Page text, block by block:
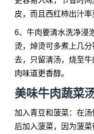
皮，而且西红柿出汁率
6、牛肉要清水洗净浸
烫，焯烫可多煮上几
去，只留清汤，烧至
肉味道更香醇。
美味牛肉蔬菜
加入青豆和菠菜：在
后加入菠菜，因为菠菜